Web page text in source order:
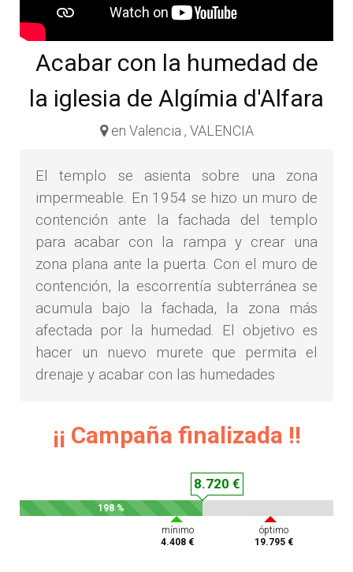
Acabar con la humedad de
la iglesia de Algímia d'Alfara
en Valencia , VALENCIA
El templo se asienta sobre una zona
impermeable. En 1954 se hizo un muro de
contención ante la fachada del templo
para acabar con la rampa y crear una
zona plana ante la puerta. Con el muro de
contención, la escorrentía subterránea se
acumula bajo la fachada, la zona más
afectada por la humedad. El objetivo es
hacer un nuevo murete que permita el
drenaje y acabar con las humedades
¡¡ Campaña finalizada !!
8.720 €
198 %
mínimo
4.408 €
óptimo
19.795 €